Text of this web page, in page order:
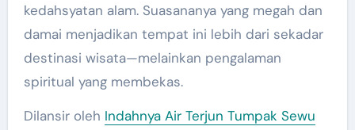
kedahsyatan alam. Suasananya yang megah dan
damai menjadikan tempat ini lebih dari sekadar
destinasi wisata—melainkan pengalaman
spiritual yang membekas.
Dilansir oleh Indahnya Air Terjun Tumpak Sewu